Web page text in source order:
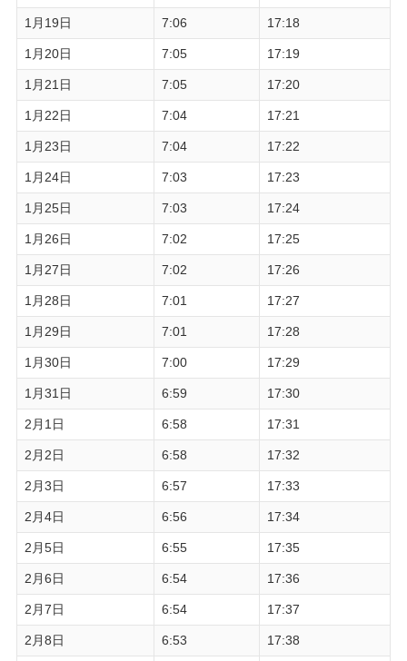
1月19日 7:06 17:18
1月20日 7:05 17:19
1月21日 7:05 17:20
1月22日 7:04 17:21
1月23日 7:04 17:22
1月24日 7:03 17:23
1月25日 7:03 17:24
1月26日 7:02 17:25
1月27日 7:02 17:26
1月28日 7:01 17:27
1月29日 7:01 17:28
1月30日 7:00 17:29
1月31日 6:59 17:30
2月1日 6:58 17:31
2月2日 6:58 17:32
2月3日 6:57 17:33
2月4日 6:56 17:34
2月5日 6:55 17:35
2月6日 6:54 17:36
2月7日 6:54 17:37
2月8日 6:53 17:38